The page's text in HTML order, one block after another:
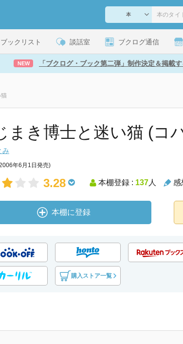
ブックリスト 談話室 ブクログ通信
NEW 「ブクログ・ブック第二弾」制作決定＆掲載
猫
まき博士と迷い猫 (コ
み
年6月1日発売)
3.28 本棚登録 : 137人 感
本棚に登録
購入ストア一覧